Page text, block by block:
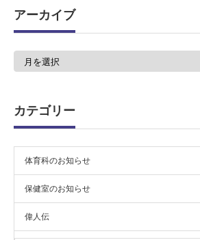
アーカイブ
カテゴリー
体育科のお知らせ
保健室のお知らせ
偉人伝